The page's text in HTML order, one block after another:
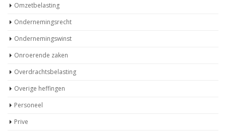
Omzetbelasting
Ondernemingsrecht
Ondernemingswinst
Onroerende zaken
Overdrachtsbelasting
Overige heffingen
Personeel
Prive